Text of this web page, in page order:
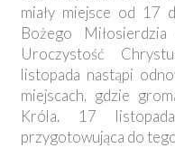
miały miejsce od 17
Bożego
Uroczystość
listopada nastąpi
miejscach, gdzie
Króla. 17
przygotowująca do